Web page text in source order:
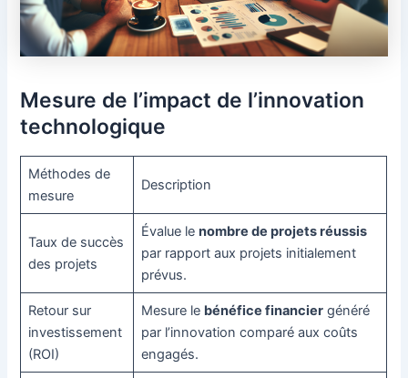
Mesure de l’impact de l’innovation
technologique
Méthodes de
mesure
Description
Taux de succès
des projets
Évalue le nombre de projets réussis
par rapport aux projets initialement
prévus.
Retour sur
investissement
(ROI)
Mesure le bénéfice financiergénéré
par l’innovation comparé aux coûts
engagés.